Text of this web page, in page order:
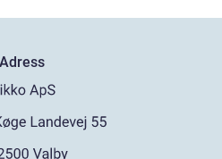
Adress